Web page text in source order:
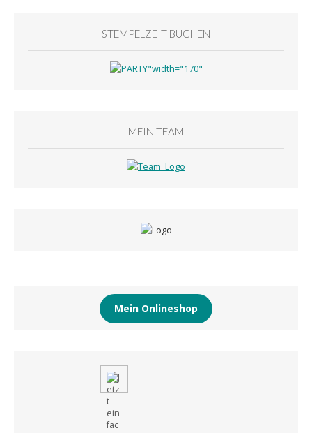
STEMPELZEIT BUCHEN
MEIN TEAM
Mein Onlineshop